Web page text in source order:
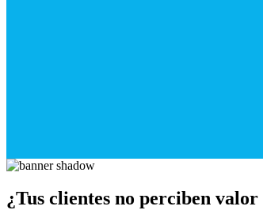
¿Tus clientes no perciben valor